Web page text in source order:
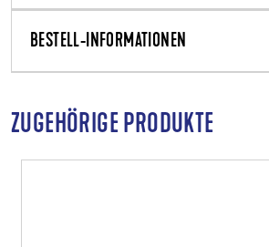
BESTELL-INFORMATIONEN
ZUGEHÖRIGE PRODUKTE